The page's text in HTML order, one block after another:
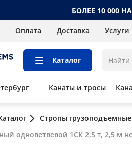
БОЛЕЕ 10 000
Оплата Доставка Услуги
Каталог
Канаты и тросы
Стропы грузоподъемные
одноветвевой 1СК 2,5 т, 2,5 м